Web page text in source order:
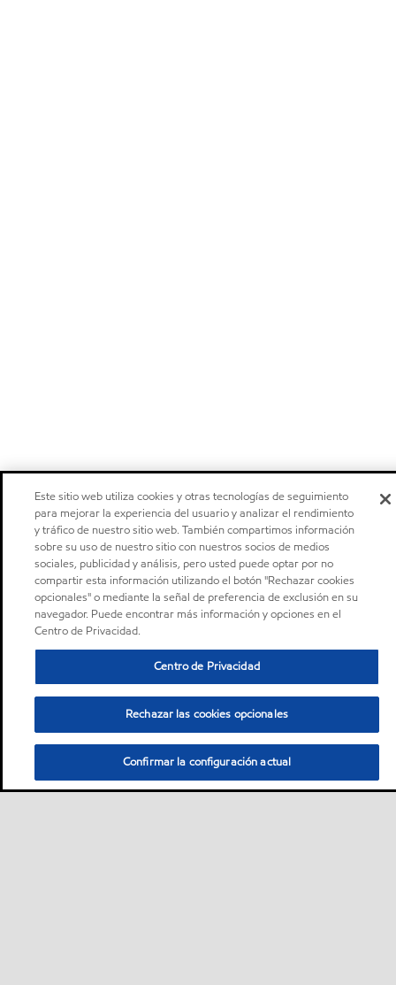
Este sitio web utiliza cookies y otras tecnologías de seguimiento
para mejorar la experiencia del usuario y analizar el rendimiento
y tráfico de nuestro sitio web. También compartimos información
sobre su uso de nuestro sitio con nuestros socios de medios
sociales, publicidad y análisis, pero usted puede optar por no
compartir esta información utilizando el botón "Rechazar cookies
opcionales" o mediante la señal de preferencia de exclusión en su
navegador. Puede encontrar más información y opciones en el
Centro de Privacidad.
Centro de Privacidad
Rechazar las cookies opcionales
Confirmar la configuración actual